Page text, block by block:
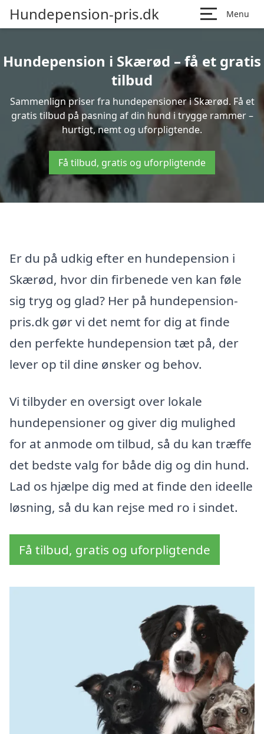
Hundepension-pris.dk Menu
Hundepension i Skærød – få et gratis
tilbud
Sammenlign priser fra hundepensioner i Skærød. Få et
gratis tilbud på pasning af din hund i trygge rammer –
hurtigt, nemt og uforpligtende.
Få tilbud, gratis og uforpligtende
Er du på udkig efter en hundepension i
Skærød, hvor din firbenede ven kan føle
sig tryg og glad? Her på hundepension-
pris.dk gør vi det nemt for dig at finde
den perfekte hundepension tæt på, der
lever op til dine ønsker og behov.
Vi tilbyder en oversigt over lokale
hundepensioner og giver dig mulighed
for at anmode om tilbud, så du kan træffe
det bedste valg for både dig og din hund.
Lad os hjælpe dig med at finde den ideelle
løsning, så du kan rejse med ro i sindet.
Få tilbud, gratis og uforpligtende